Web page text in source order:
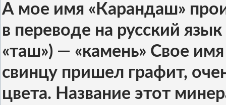
А мое имя «Карандаш»
в переводе на русский
«таш») — «камень» Свое
свинцу пришел графит,
цвета. Название этот